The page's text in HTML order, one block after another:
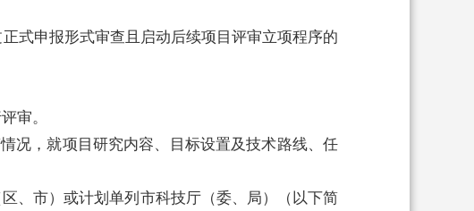
式申报形式审查且启动后续项目评审立项程序的
审。
况，就项目研究内容、目标设置及技术路线、任
、市）或计划单列市科技厅（委、局）（以下简